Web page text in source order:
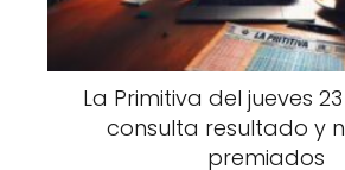
La Primitiva del jueves
consulta resultado y
premiados